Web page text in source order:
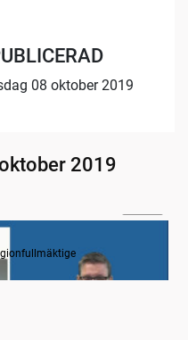
08 oktober 2019
2019